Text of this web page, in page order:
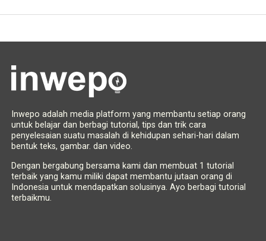
Inwepo adalah media platform yang membantu setiap orang
untuk belajar dan berbagi tutorial, tips dan trik cara
penyelesaian suatu masalah di kehidupan sehari-hari dalam
bentuk teks, gambar. dan video.
Dengan bergabung bersama kami dan membuat 1 tutorial
terbaik yang kamu miliki dapat membantu jutaan orang di
Indonesia untuk mendapatkan solusinya. Ayo berbagi tutorial
terbaikmu.